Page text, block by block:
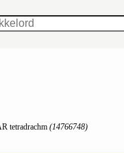
tetradrachm (14766748)